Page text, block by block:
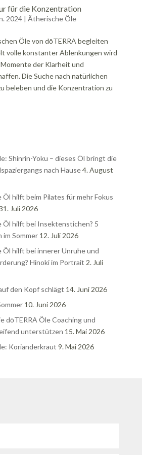
für die Konzentration
2024| Ätherische Öle
Öle von dōTERRA begleiten
volle konstanter Ablenkungen wird
der Klarheit und
Die Suche nach natürlichen
beleben und die Konzentration zu
Shinrin-Yoku – dieses Öl bringt die
nach Hause4. August
hilft beim Pilates für mehr Fokus
Juli 2026
Öl hilft bei Insektenstichen? 5
im Sommer 12. Juli 2026
Öl hilft bei innerer Unruhe und
Hinoki im Portrait 2. Juli
den Kopf schlägt 14. Juni 2026
10. Juni 2026
dōTERRA Öle Coaching und
unterstützen 15. Mai 2026
Korianderkraut 9. Mai 2026